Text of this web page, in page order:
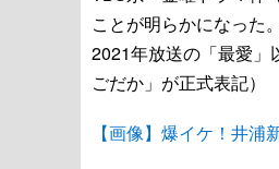
ことが明らかになった
2021年放送の「最愛」
ごだか」が正式表記）
【画像】爆イケ！井浦